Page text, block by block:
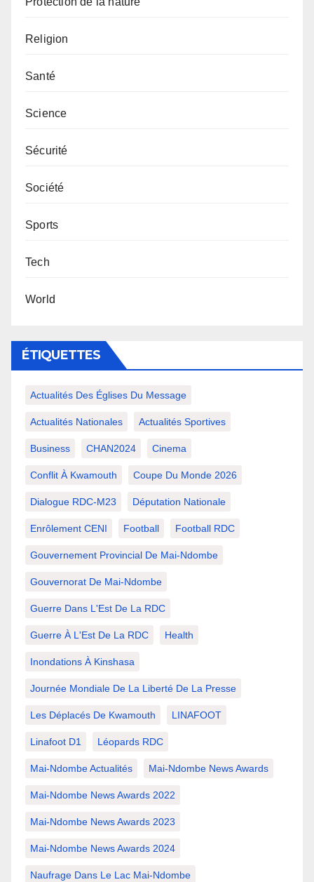
Religion
Santé
Science
Sécurité
Société
Sports
Tech
World
ÉTIQUETTES
Actualités Des Églises Du Message
Actualités Nationales Actualités Sportives
Business CHAN2024 Cinema
Conflit À Kwamouth Coupe Du Monde 2026
Dialogue RDC-M23 Députation Nationale
Enrôlement CENI Football Football RDC
Gouvernement Provincial De Mai-Ndombe
Gouvernorat De Mai-Ndombe
Guerre Dans L'Est De La RDC
Guerre À L'Est De La RDC Health
Inondations À Kinshasa
Journée Mondiale De La Liberté De La Presse
Les Déplacés De Kwamouth LINAFOOT
Linafoot D1 Léopards RDC
Mai-Ndombe Actualités Mai-Ndombe News Awards
Mai-Ndombe News Awards 2022
Mai-Ndombe News Awards 2023
Mai-Ndombe News Awards 2024
Naufrage Dans Le Lac Mai-Ndombe